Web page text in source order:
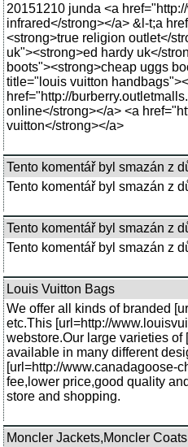
20151210 junda <a
infrared</strong></a> &l-t;a
<strong>true religion outlet</
uk"><strong>ed hardy uk</
boots"><strong>cheap uggs
title="louis vuitton
href="http://
online</strong></a> <a
vuitton</strong></a>
Tento komentář byl smazán z
Tento komentář byl smazán z
Tento komentář byl smazán z
Tento komentář byl smazán z
Louis Vuitton Bags
We offer all kinds of branded
etc.This [url=http://
webstore.Our large varieties
available in many different
[url=http://www.canadagoose-
fee,lower price,good quality
store and shopping.
Moncler Jackets,Moncler